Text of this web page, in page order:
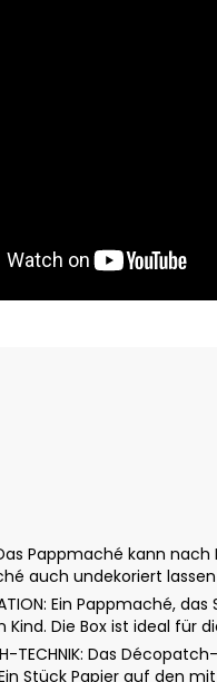
Das Pappmaché kann
auch undekoriert
Ein Pappmaché,
Kind. Die Box ist ideal für
TECHNIK: Das
Stück Papier auf den